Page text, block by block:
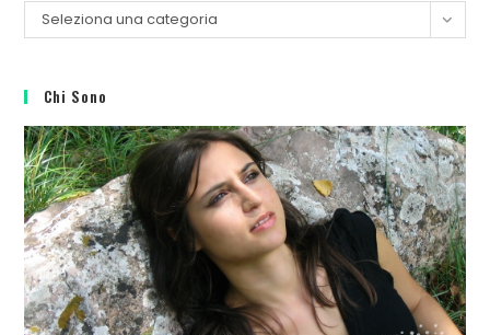
Categorie
Seleziona una categoria
Chi Sono